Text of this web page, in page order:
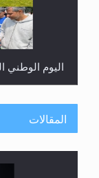
اليوم الوطني
المقالات